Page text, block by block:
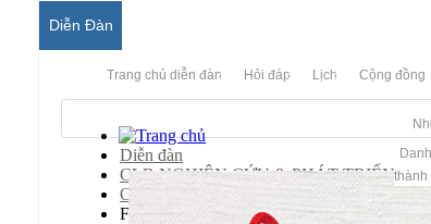
Diễn Đàn
Trang chủ diễn đàn Hỏi đáp Lịch Cộng đồng
thành
Diễn đàn
CLB NGHIÊN CỨU & PHÁT TRIỂN
Old Archived Server
FlyFF Server